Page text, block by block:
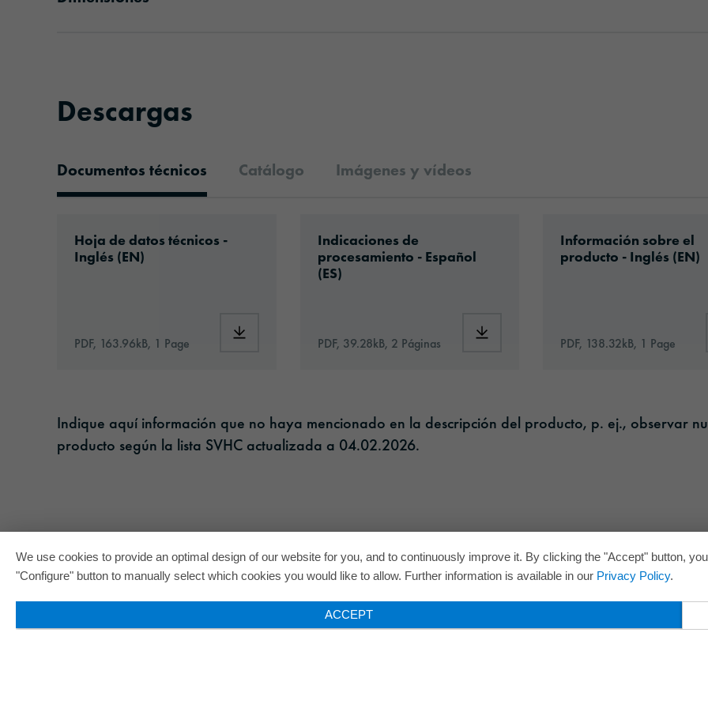
Descargas
Documentos técnicos Catálogo Imágenes y vídeos
Hoja de datos técnicos -
Inglés (EN)
PDF, 163.96kB, 1 Page Download: orabond-119508-id1717-technical-data-sheet-europe-en.pdf
Indicaciones de
procesamiento - Español
(ES)
PDF, 39.28kB, 2 Páginas Download:
Información sobre el
producto - Inglés (EN)
PDF, 138.32kB, 1 Page
Indique aquí información que no haya mencionado en la descripción del producto, p. ej., observar
producto según la lista SVHC actualizada a 04.02.2026.​
We use cookies to provide an optimal design of our website for you, and to continuously improve it. By clicking the "Accept" button,
"Configure" button to manually select which cookies you would like to allow. Further information is available in our Privacy Policy.
ACCEPT